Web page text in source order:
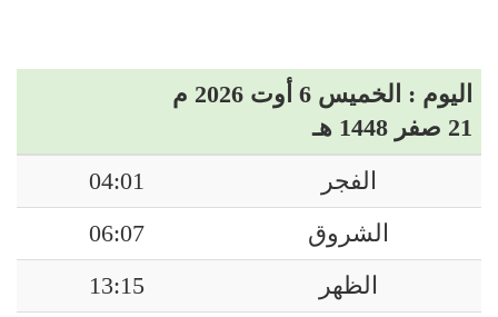
اليوم : الخميس 6 أوت 2026 م
21 صفر 1448 هـ
الفجر
04:01
الشروق
06:07
الظهر
13:15